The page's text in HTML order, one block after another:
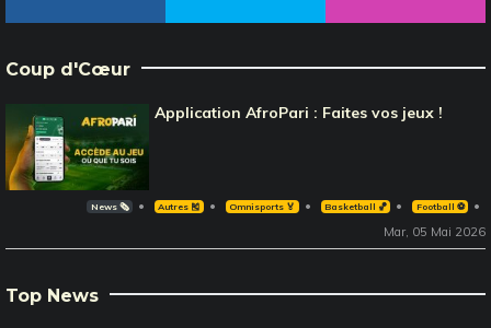
Coup d'Cœur
Application AfroPari : Faites vos jeux !
News 🗞️ Autres 🎽 Omnisports 🏅 Basketball 🏀 Football ⚽️
Mar, 05 Mai 2026
Top News